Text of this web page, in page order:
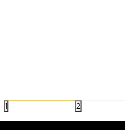
1 2